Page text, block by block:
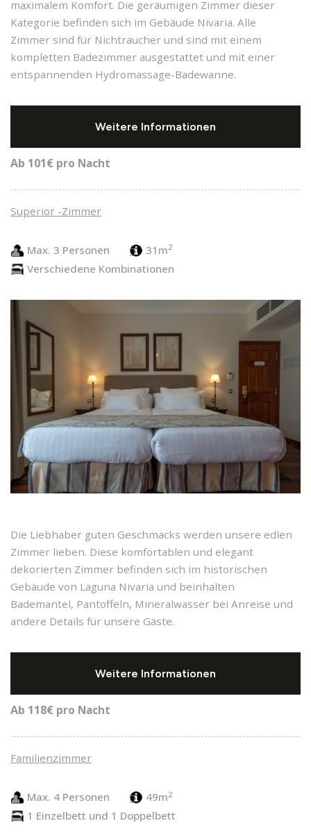
maximalem Komfort. Die geräumigen Zimmer dieser
Kategorie befinden sich im Gebäude Nivaria. Alle
Zimmer sind für Nichtraucher und sind mit einem
kompletten Badezimmer ausgestattet und mit einer
entspannenden Hydromassage-Badewanne.
Weitere Informationen
Ab 101€ pro Nacht
Superior -Zimmer
Max. 3 Personen 31m2
Verschiedene Kombinationen
Die Liebhaber guten Geschmacks werden unsere edlen
Zimmer lieben. Diese komfortablen und elegant
dekorierten Zimmer befinden sich im historischen
Gebäude von Laguna Nivaria und beinhalten
Bademantel, Pantoffeln, Mineralwasser bei Anreise und
andere Details für unsere Gäste.
Weitere Informationen
Ab 118€ pro Nacht
Familienzimmer
Max. 4 Personen 49m2
1 Einzelbett und 1 Doppelbett